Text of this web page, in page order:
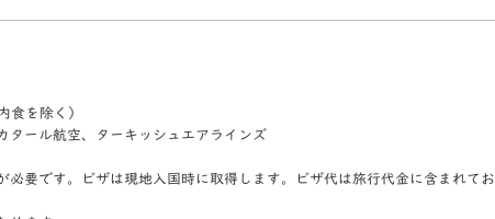
を除く）
ール航空、ターキッシュエアラインズ
要です。ビザは現地入国時に取得します。ビザ代は旅行代金に含まれてお